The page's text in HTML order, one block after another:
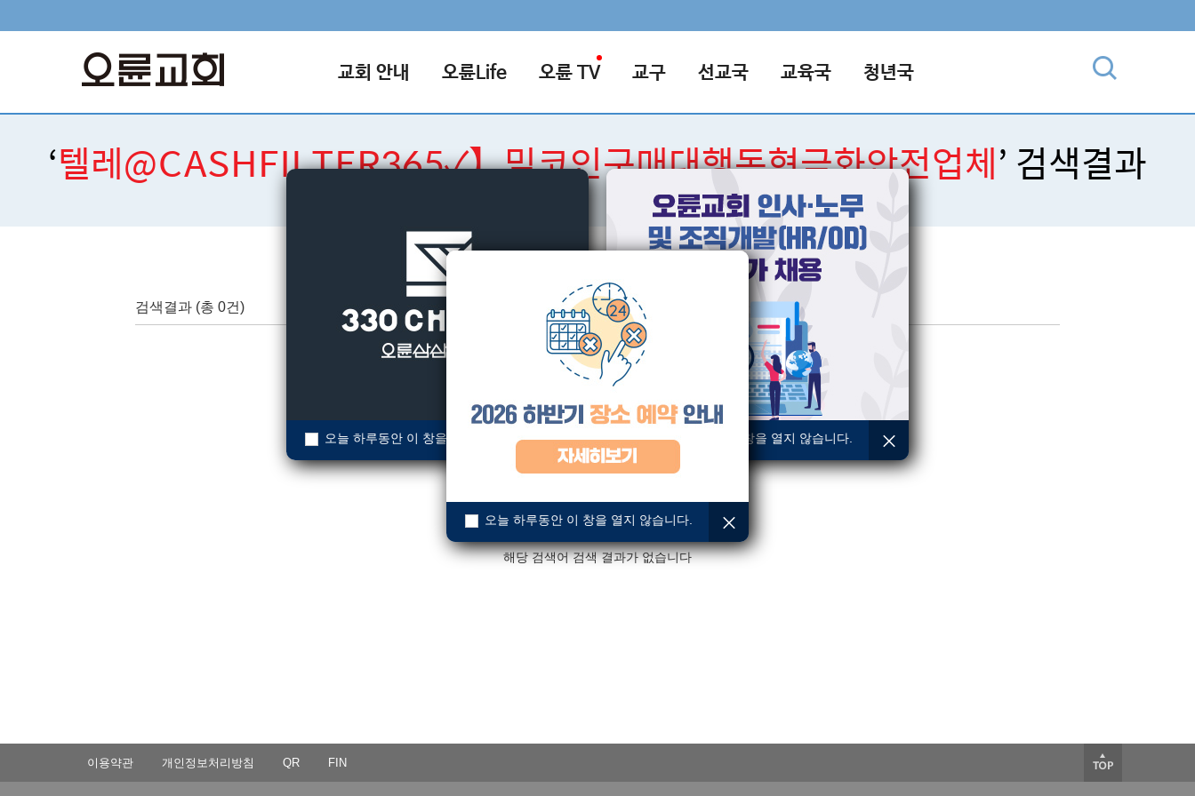
교회 안내 오륜Life 오륜 TV 교구 선교국 교육국 청년국
‘텔레@CASHFILTER365✓】밈코인구매대행돈현금화안전업체 ’ 검색결과
검색
검색결과 (총 0건)
해당 검색어 검색 결과가 없습니다
이용약관 개인정보처리방침 QR FIN
오늘 하루동안 이 창을 열지 않습니다. 오늘 하루동안 이 창을 열지 않습니다.
오늘 하루동안 이 창을 열지 않습니다.